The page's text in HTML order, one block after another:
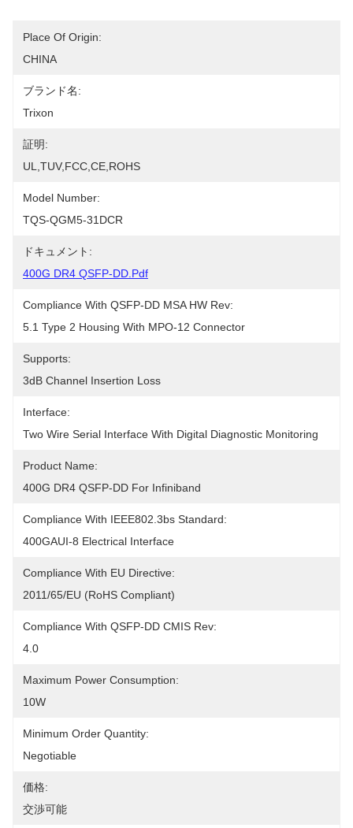
Place Of Origin:
CHINA
ブランド名:
Trixon
証明:
UL,TUV,FCC,CE,ROHS
Model Number:
TQS-QGM5-31DCR
ドキュメント:
400G DR4 QSFP-DD.pdf
Compliance With QSFP-DD MSA HW Rev:
5.1 Type 2 Housing With MPO-12 Connector
Supports:
3dB Channel Insertion Loss
Interface:
Two Wire Serial Interface With Digital Diagnostic Monitoring
Product Name:
400G DR4 QSFP-DD For Infiniband
Compliance With IEEE802.3bs Standard:
400GAUI-8 Electrical Interface
Compliance With EU Directive:
2011/65/EU (RoHS Compliant)
Compliance With QSFP-DD CMIS Rev:
4.0
Maximum Power Consumption:
10W
Minimum Order Quantity:
Negotiable
価格:
交渉可能